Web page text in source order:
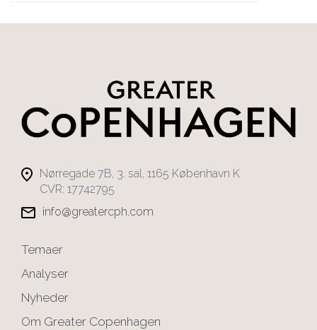
Nørregade 7B, 3. sal, 1165 København K
CVR: 17742795
info@greatercph.com
Temaer
Analyser
Nyheder
Om Greater Copenhagen